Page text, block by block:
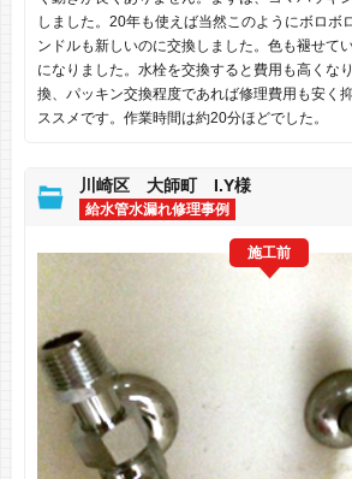
しました。20年も使えば当然このようにボロボ
ンドルも新しいのに交換しました。色も褪せて
になりました。水栓を交換すると費用も高くな
換、パッキン交換程度であれば修理費用も安く
ススメです。作業時間は約20分ほどでした。
川崎区 大師町 I.Y様
給水管水漏れ修理事例
施工前